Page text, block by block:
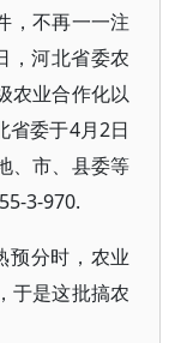
，不再一一注
，河北省委农
农业合作化以
省委于4月2日
、市、县委等
3-970.
分时，农业
于是这批搞农